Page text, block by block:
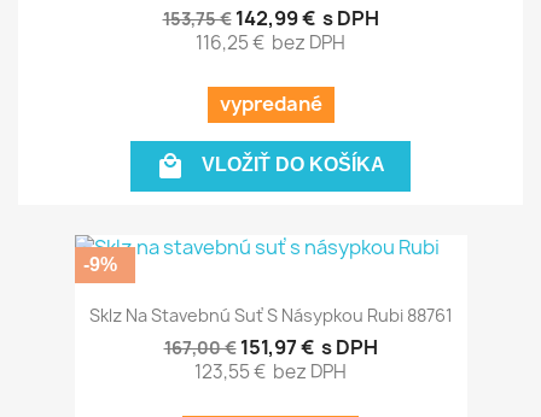
153,75 € 142,99 € s DPH
116,25 € bez DPH
vypredané
 VLOŽIŤ DO KOŠÍKA
Sklz Na Stavebnú Suť S Násypkou Rubi 88761
167,00 € 151,97 € s DPH
123,55 € bez DPH
-9%